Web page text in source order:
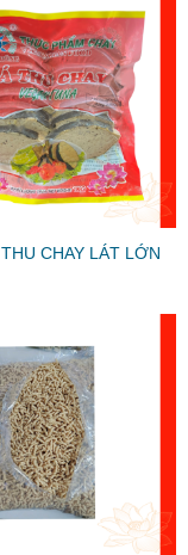
CHAY LÁT LỚN